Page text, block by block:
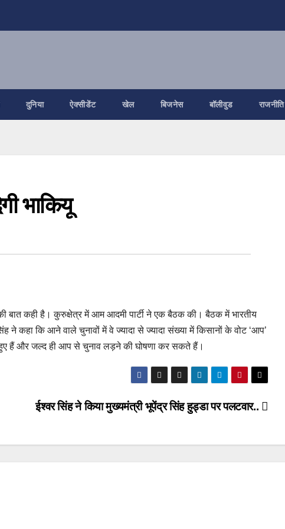
दुनिया ऐक्सीडेंट खेल बिजनेस बॉलीवुड राजनीति
भाकियू
बात कही है। कुरुक्षेत्र में आम आदमी पार्टी ने एक बैठक की। बैठक में भारतीय
ने कहा कि आने वाले चुनावों में वे ज्यादा से ज्यादा संख्या में किसानों के वोट ‘आप’
हुए हैं और जल्द ही आप से चुनाव लड़ने की घोषणा कर सकते हैं।
ईश्वर सिंह ने किया मुख्यमंत्री भूपेंद्र सिंह हुड्डा पर पलटवार..